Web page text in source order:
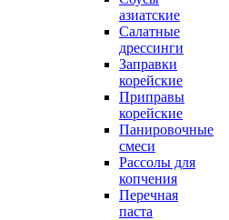
азиатские
Салатные
дрессинги
Заправки
корейские
Приправы
корейские
Панировочные
смеси
Рассолы для
копчения
Перечная
паста